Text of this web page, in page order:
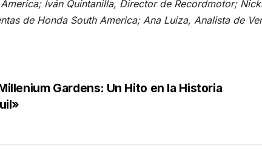
Iván Quintanilla, Director de Recordmotor;
de Honda South America; Ana Luiza, Analista de
Gardens: Un Hito en la Historia